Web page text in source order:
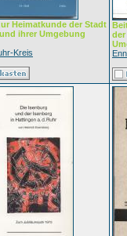
Heimatkunde der Stadt
ihrer Umgebung
Kreis